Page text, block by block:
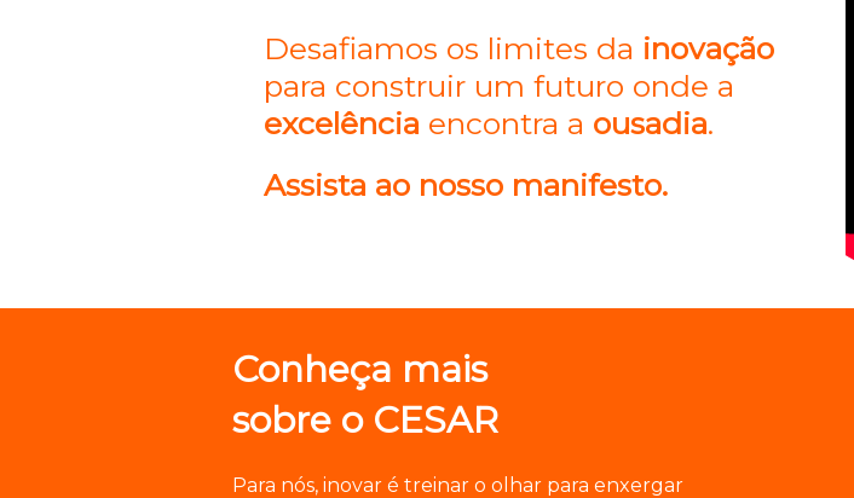
Desafiamos os limites da inovação
para construir um futuro onde a
excelência encontra a ousadia.
Assista ao nosso manifesto.
Conheça mais
sobre o CESAR
Para nós, inovar é treinar o olhar para enxergar